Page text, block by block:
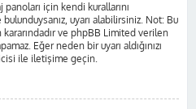
için kendi kurallarını
uyarı alabilirsiniz. Not: Bu
ve phpBB Limited verilen
Eğer neden bir uyarı aldığınızı
ile iletişime geçin.